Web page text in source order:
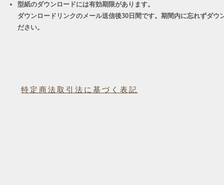
型紙のダウンロードには有効期限があります。
ダウンロードリンクのメール送信後30日間です。期間内に忘れずダウ
ださい。
特定商法取引法に基づく表記